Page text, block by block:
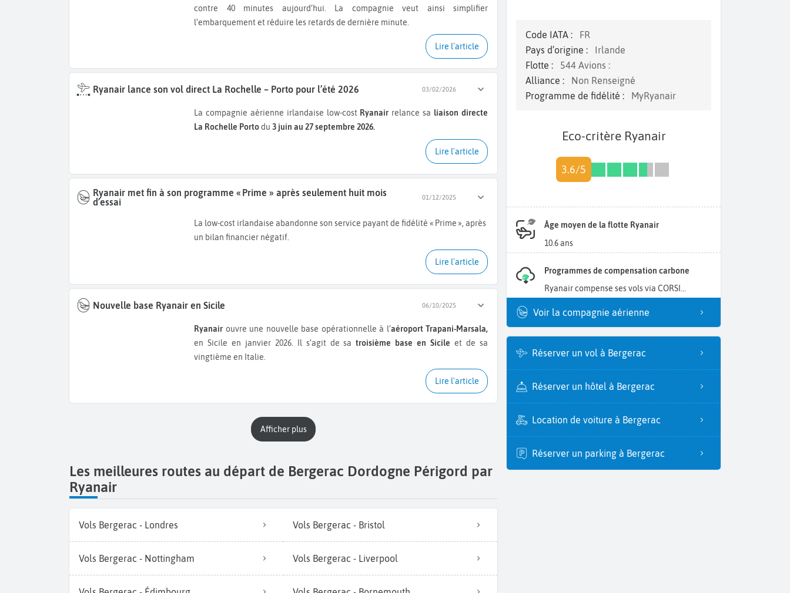
contre 40 minutes aujourd’hui. La compagnie veut ainsi simplifier
l’embarquement et réduire les retards de dernière minute.
Lire l'article
Ryanair lance son vol direct La Rochelle – Porto pour l’été 2026 03/02/2026
La compagnie aérienne irlandaise low-cost Ryanair relance sa liaison directe
La Rochelle Portodu 3 juin au 27 septembre 2026.
Lire l'article
Ryanair met fin à son programme « Prime » après seulement huit mois
d’essai
01/12/2025
La low-cost irlandaise abandonne son service payant de fidélité « Prime », après
un bilan financier négatif.
Lire l'article
Nouvelle base Ryanair en Sicile 06/10/2025
Ryanair ouvre une nouvelle base opérationnelle à l’aéroport Trapani-Marsala,
en Sicile en janvier 2026. Il s’agit de satroisième base en Sicileet de sa
vingtième en Italie.
Lire l'article
Afficher plus
Les meilleures routes au départ de Bergerac Dordogne Périgord par
Ryanair
Vols Bergerac - Londres Vols Bergerac - Bristol
Vols Bergerac - Nottingham Vols Bergerac - Liverpool
Code IATA :
FR
Pays d’origine :
Irlande
Flotte :
544 Avions :
Alliance :
Non Renseigné
Programme de fidélité :
MyRyanair
Eco-critère Ryanair
3.6/5
Âge moyen de la flotte Ryanair
10.6 ans
Programmes de compensation carbone
Ryanair compense ses vols via CORSI...
Voir la compagnie aérienne
Réserver un vol à Bergerac
Réserver un hôtel à Bergerac
Location de voiture à Bergerac
Réserver un parking à Bergerac